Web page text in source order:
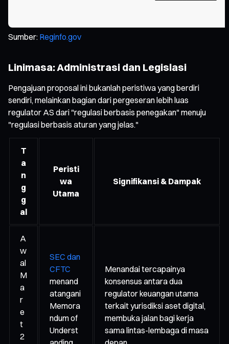
Sumber: Reginfo.gov
Linimasa: Administrasi dan Legislasi
Pengajuan proposal ini bukanlah peristiwa yang berdiri
sendiri, melainkan bagian dari pergeseran lebih luas
regulator AS dari "regulasi berbasis penegakan" menuju
"regulasi berbasis aturan yang jelas."
T
a
n
g
g
al
Peristi
wa
Utama
Signifikansi & Dampak
A
w
al
M
a
r
e
t
2
SEC dan
CFTC
menand
atangani
Memora
ndum of
Underst
Menandai tercapainya
konsensus antara dua
regulator keuangan utama
terkait yurisdiksi aset digital,
membuka jalan bagi kerja
sama lintas-lembaga di masa